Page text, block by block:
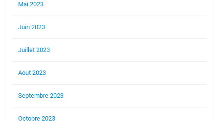
Mai 2023
Juin 2023
Juillet 2023
Aout 2023
Septembre 2023
Octobre 2023